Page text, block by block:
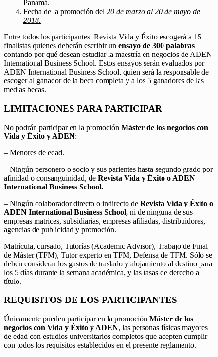
Panamá.
Fecha de la promoción del 20 de marzo al 20 de mayo de
2018.
Entre todos los participantes, Revista Vida y Éxito escogerá a 15
finalistas quienes deberán escribir un ensayo de 300 palabras
contando por qué desean estudiar la maestría en negocios de ADEN
International Business School. Estos ensayos serán evaluados por
ADEN International Business School, quien será la responsable de
escoger al ganador de la beca completa y a los 5 ganadores de las
medias becas.
LIMITACIONES PARA PARTICIPAR
No podrán participar en la promoción Máster de los negocios con
Vida y Éxito y ADEN:
– Menores de edad.
– Ningún personero o socio y sus parientes hasta segundo grado por
afinidad o consanguinidad, de Revista Vida y Éxito o ADEN
International Business School.
– Ningún colaborador directo o indirecto de Revista Vida y Éxito o
ADEN International Business School, ni de ninguna de sus
empresas matrices, subsidiarias, empresas afiliadas, distribuidores,
agencias de publicidad y promoción.
Matrícula, cursado, Tutorías (Academic Advisor), Trabajo de Final
de Máster (TFM), Tutor experto en TFM, Defensa de TFM. Sólo se
deben considerar los gastos de traslado y alojamiento al destino para
los 5 días durante la semana académica, y las tasas de derecho a
título.
REQUISITOS DE LOS PARTICIPANTES
Únicamente pueden participar en la promoción Máster de los
negocios con Vida y Éxito y ADEN, las personas físicas mayores
de edad con estudios universitarios completos que acepten cumplir
con todos los requisitos establecidos en el presente reglamento.